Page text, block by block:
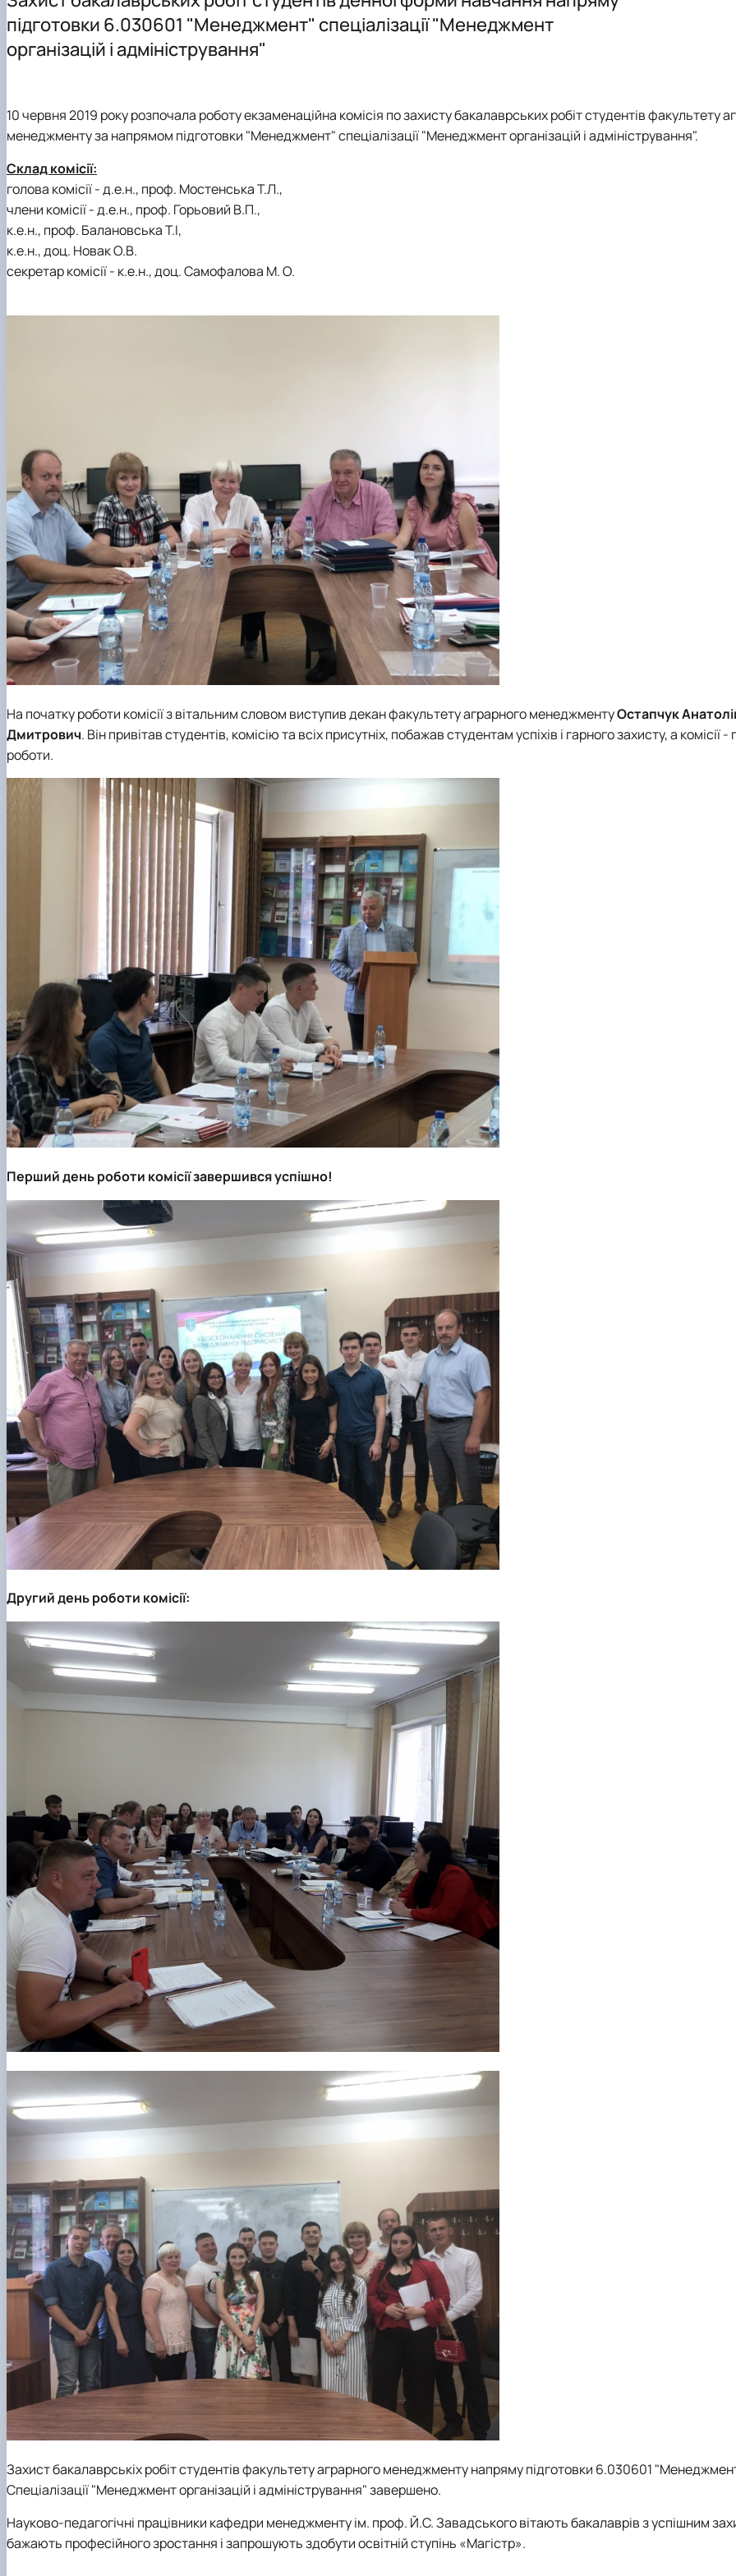
Наукова школа О.Д. Гудзинського
Здобутки кафедри менеджменту ім. проф. Й.С. Завадського
Положення про кафедру
Навчально-науково-виробнича лабораторія «Кабінет менеджменту»
Підготовка аспірантів
Навчально-методичні видання
Навчально-методичне забезпечення дисциплін: робочі програми, ЕНК, 2026-2027 н.р.
Наукові видання
Скринька довіри
Правила поведінки в умовах воєнного стану в НУБіП України
підготовки 6.030601 "Менеджмент" спеціалізації "Менеджмент
організацій і адміністрування"
10 червня 2019 року розпочала роботу екзаменаційна комісія по захисту бакалаврських робіт студентів факультету
менеджменту за напрямом підготовки "Менеджмент" спеціалізації "Менеджмент організацій і адміністрування".
Склад комісії:
голова комісії - д.е.н., проф. Мостенська Т.Л.,
члени комісії - д.е.н., проф. Горьовий В.П.,
к.е.н., проф. Балановська Т.І,
к.е.н., доц. Новак О.В.
секретар комісії - к.е.н., доц. Самофалова М. О.
На початку роботи комісії з вітальним словом виступив декан факультету аграрного менеджментуОстапчук
Дмитрович. Він привітав студентів, комісію та всіх присутніх, побажав студентам успіхів і гарного захисту, а комісії -
роботи.
Перший день роботи комісії завершився успішно!
Другий день роботи комісії:
Захист бакалаврськіх робіт студентів факультету аграрного менеджменту напряму підготовки 6.030601
Спеціалізації "Менеджмент організацій і адміністрування" завершено.
Науково-педагогічні працівники кафедри менеджменту ім. проф. Й.С. Завадського вітають бакалаврів з успішним
бажають професійного зростання і запрошують здобути освітній ступінь «Магістр».